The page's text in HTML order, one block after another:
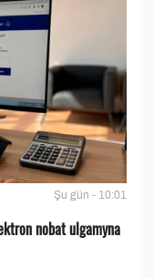
Şu gün - 10:01
nobat ulgamyna